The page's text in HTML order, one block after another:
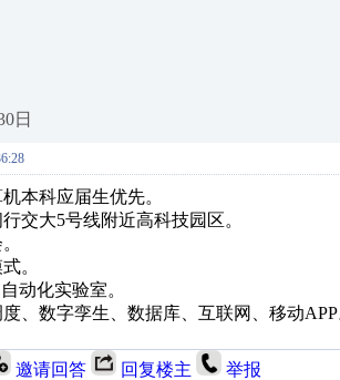
日
本科应届生优先。
交大5号线附近高科技园区。
。
动化实验室。
、数字孪生、数据库、互联网、移动
邀请回答 回复楼主 举报